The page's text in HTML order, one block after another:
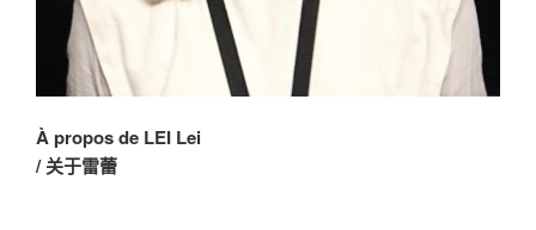
À propos de LEI Lei
/ 关于雷蕾